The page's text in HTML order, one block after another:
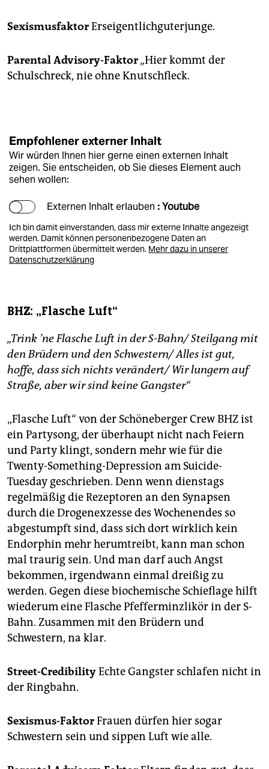
SexismusfaktorErseigentlichguterjunge.
Parental Advisory-Faktor„Hier kommt der
Schulschreck, nie ohne Knutschfleck.
Empfohlener externer Inhalt
Wir würden Ihnen hier gerne einen externen Inhalt
zeigen. Sie entscheiden, ob Sie dieses Element auch
sehen wollen:
Externen Inhalt erlauben : Youtube
Ich bin damit einverstanden, dass mir externe Inhalte angezeigt
werden. Damit können personenbezogene Daten an
Drittplattformen übermittelt werden. Mehr dazu in unserer
Datenschutzerklärung
BHZ: „Flasche Luft“
„Trink ’ne Flasche Luft in der S-Bahn/ Steilgang mit
den Brüdern und den Schwestern/ Alles ist gut,
hoffe, dass sich nichts verändert/ Wir lungern auf
Straße, aber wir sind keine Gangster“
„Flasche Luft“ von der Schöneberger Crew BHZ ist
ein Partysong, der überhaupt nicht nach Feiern
und Party klingt, sondern mehr wie für die
Twenty-Something-Depression am Suicide-
Tuesday geschrieben. Denn wenn dienstags
regelmäßig die Rezeptoren an den Syn­apsen
durch die Drogenexzesse des Wochenendes so
abgestumpft sind, dass sich dort wirklich kein
Endorphin mehr herumtreibt, kann man schon
mal traurig sein. Und man darf auch Angst
bekommen, irgendwann einmal dreißig zu
werden. Gegen diese biochemische Schieflage hilft
wiederum eine Flasche Pfefferminzlikör in der S-
Bahn. Zusammen mit den Brüdern und
Schwestern, na klar.
Street-CredibilityEchte Gangster schlafen nicht in
der Ringbahn.
Sexismus-FaktorFrauen dürfen hier sogar
Schwestern sein und sippen Luft wie alle.